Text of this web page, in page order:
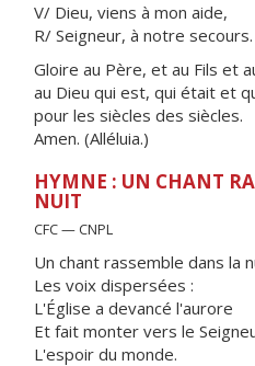
V/ Dieu, viens à mon aide,
R/ Seigneur, à notre secours.
Gloire au Père, et au Fils et
au Dieu qui est, qui était et
pour les siècles des siècles.
Amen. (Alléluia.)
HYMNE : UN CHANT
NUIT
CFC — CNPL
Un chant rassemble dans la
Les voix dispersées :
L'Église a devancé l'aurore
Et fait monter vers le
L'espoir du monde.